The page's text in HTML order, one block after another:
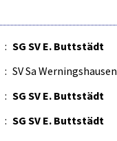
: SG SV E. Buttstädt
: SV Sa Werningshausen
: SG SV E. Buttstädt
: SG SV E. Buttstädt